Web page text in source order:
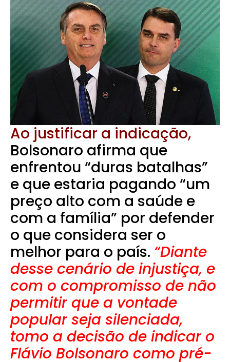
Ao justificar a indicação,
Bolsonaro afirma que
enfrentou “duras batalhas”
e que estaria pagando “um
preço alto com a saúde e
com a família” por defender
o que considera ser o
melhor para o país. “Diante
desse cenário de injustiça, e
com o compromisso de não
permitir que a vontade
popular seja silenciada,
tomo a decisão de indicar o
Flávio Bolsonaro como pré-